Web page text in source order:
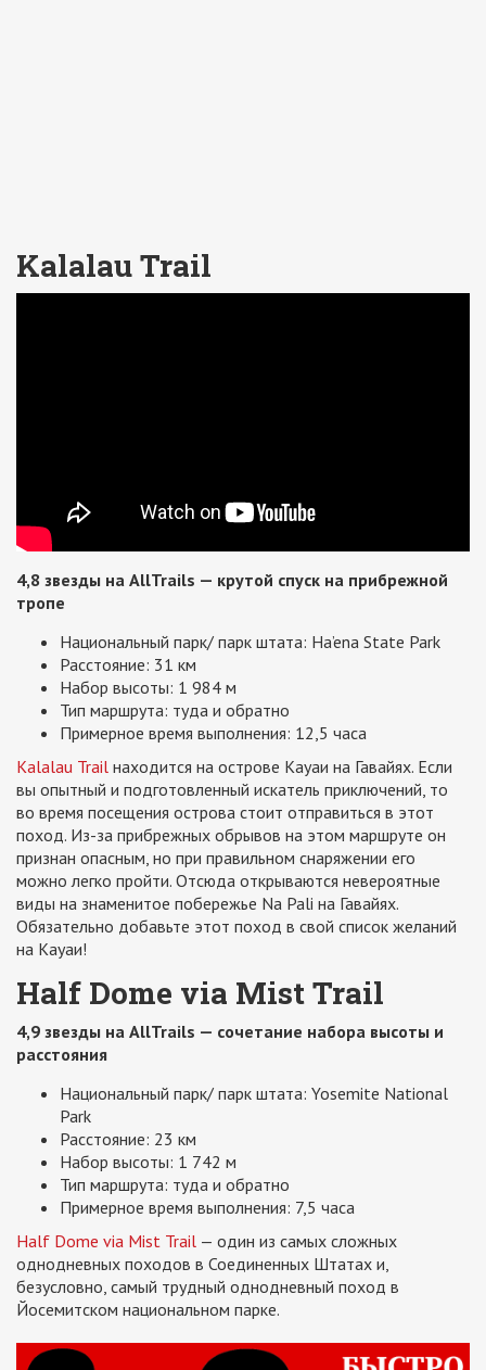
Kalalau Trail
4,8 звезды на AllTrails — крутой спуск на прибрежной
тропе
Национальный парк/ парк штата: Ha’ena State Park
Расстояние: 31 км
Набор высоты: 1 984 м
Тип маршрута: туда и обратно
Примерное время выполнения: 12,5 часа
Kalalau Trail находится на острове Кауаи на Гавайях. Если
вы опытный и подготовленный искатель приключений, то
во время посещения острова стоит отправиться в этот
поход. Из-за прибрежных обрывов на этом маршруте он
признан опасным, но при правильном снаряжении его
можно легко пройти. Отсюда открываются невероятные
виды на знаменитое побережье Na Pali на Гавайях.
Обязательно добавьте этот поход в свой список желаний
на Кауаи!
Half Dome via Mist Trail
4,9 звезды на AllTrails — сочетание набора высоты и
расстояния
Национальный парк/ парк штата: Yosemite National
Park
Расстояние: 23 км
Набор высоты: 1 742 м
Тип маршрута: туда и обратно
Примерное время выполнения: 7,5 часа
Half Dome via Mist Trail — один из самых сложных
однодневных походов в Соединенных Штатах и,
безусловно, самый трудный однодневный поход в
Йосемитском национальном парке.